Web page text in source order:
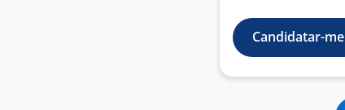
Candidatar-me